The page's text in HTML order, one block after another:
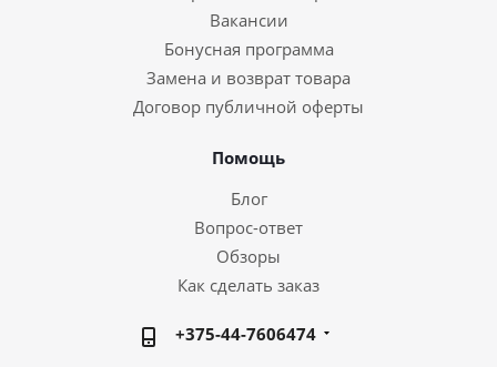
Вакансии
Бонусная программа
Замена и возврат товара
Договор публичной оферты
Помощь
Блог
Вопрос-ответ
Обзоры
Как сделать заказ
+375-44-7606474